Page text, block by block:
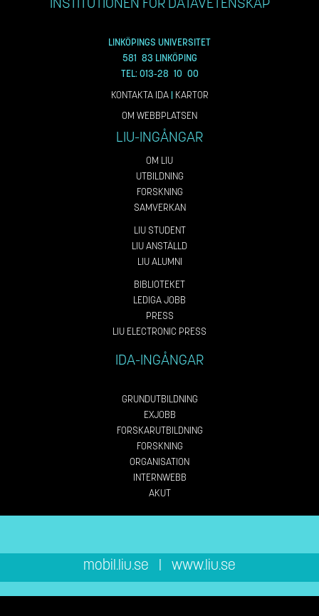
LINKÖPINGS UNIVERSITET
581 83 LINKÖPING
TEL: 013-28 10 00
KONTAKTA IDA| KARTOR
OM WEBBPLATSEN
LIU-INGÅNGAR
OM LIU
UTBILDNING
FORSKNING
SAMVERKAN
LIU STUDENT
LIU ANSTÄLLD
LIU ALUMNI
BIBLIOTEKET
LEDIGA JOBB
PRESS
LIU ELECTRONIC PRESS
IDA-INGÅNGAR
GRUNDUTBILDNING
EXJOBB
FORSKARUTBILDNING
FORSKNING
ORGANISATION
INTERNWEBB
AKUT
mobil.liu.se | www.liu.se